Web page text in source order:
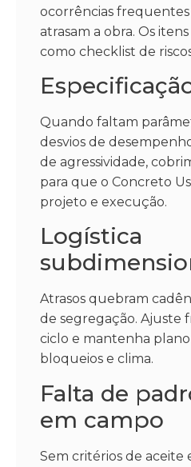
ocorrências
atrasam a obra. Os
como checklist de
Quando faltam
desvios de
de agressividade,
para que o Concreto
projeto e execução.
Logística
Atrasos quebram
de segregação. Ajuste
ciclo e mantenha
bloqueios e clima.
Falta de
em campo
Sem critérios de aceite